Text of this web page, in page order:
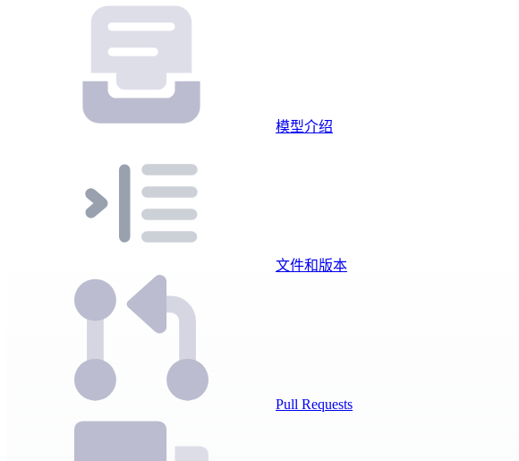
模型介绍
文件和版本
Pull Requests